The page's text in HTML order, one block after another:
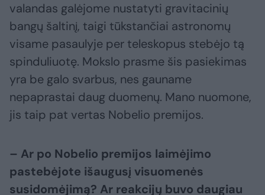
valandas galėjome nustatyti gravitacinių
bangų šaltinį, taigi tūkstančiai astronomų
visame pasaulyje per teleskopus stebėjo tą
spinduliuotę. Mokslo prasme šis pasiekimas
yra be galo svarbus, nes gauname
nepaprastai daug duomenų. Mano nuomone,
jis taip pat vertas Nobelio premijos.
– Ar po Nobelio premijos laimėjimo
pastebėjote išaugusį visuomenės
susidomėjimą? Ar reakcijų buvo daugiau